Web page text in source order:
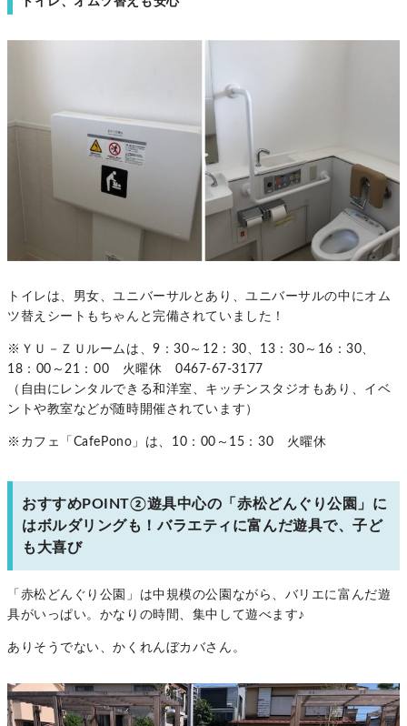
トイレは、男女、ユニバーサルとあり、ユニバーサルの中にオム
ツ替えシートもちゃんと完備されていました！
※ＹＵ－ＺＵルームは、9：30～12：30、13：30～16：30、
18：00～21：00 火曜休 0467-67-3177
（自由にレンタルできる和洋室、キッチンスタジオもあり、イベ
ントや教室などが随時開催されています）
※カフェ「CafePono」は、10：00～15：30 火曜休
おすすめPOINT②遊具中心の「赤松どんぐり公園」に
はボルダリングも！バラエティに富んだ遊具で、子ど
も大喜び
「赤松どんぐり公園」は中規模の公園ながら、バリエに富んだ遊
具がいっぱい。かなりの時間、集中して遊べます♪
ありそうでない、かくれんぼカバさん。